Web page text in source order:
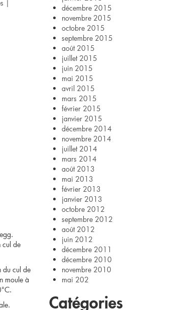
|
cul de
du cul de
moule à
décembre 2015
novembre 2015
octobre 2015
septembre 2015
août 2015
juillet 2015
juin 2015
mai 2015
avril 2015
mars 2015
février 2015
janvier 2015
décembre 2014
novembre 2014
juillet 2014
mars 2014
août 2013
mai 2013
février 2013
janvier 2013
octobre 2012
septembre 2012
août 2012
juin 2012
décembre 2011
décembre 2010
novembre 2010
mai 202
Catégories